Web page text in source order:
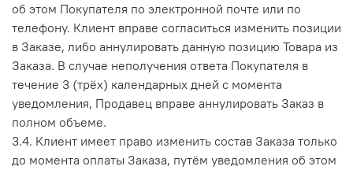
об этом Покупателя по электронной почте или по
телефону. Клиент вправе согласиться изменить позиции
в Заказе, либо аннулировать данную позицию Товара из
Заказа. В случае неполучения ответа Покупателя в
течение 3 (трёх) календарных дней с момента
уведомления, Продавец вправе аннулировать Заказ в
полном объеме.
3.4. Клиент имеет право изменить состав Заказа только
до момента оплаты Заказа, путём уведомления об этом